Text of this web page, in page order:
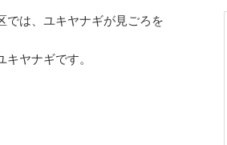
では、ユキヤナギが見ごろを
ヤナギです。